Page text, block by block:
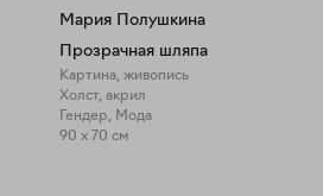
Мария Полушкина
Прозрачная шляпа
Картина, живопись
Холст, акрил
Гендер, Мода
90 x 70 см